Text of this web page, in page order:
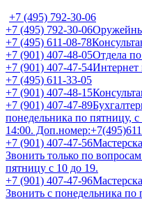
+7 (495) 792-30-06
+7 (495) 792-30-06
+7 (495) 611-08-78
+7 (901) 407-48-05Отдела
+7 (901) 407-47-54Интернет
+7 (495) 611-33-05
+7 (901) 407-48-15
+7 (901) 407-47-89
понедельника по пятницу,
14:00.
+7 (901) 407-47-56
Звонить только по
пятницу с 10 до 19.
+7 (901) 407-47-96
Звонить с понедельника по